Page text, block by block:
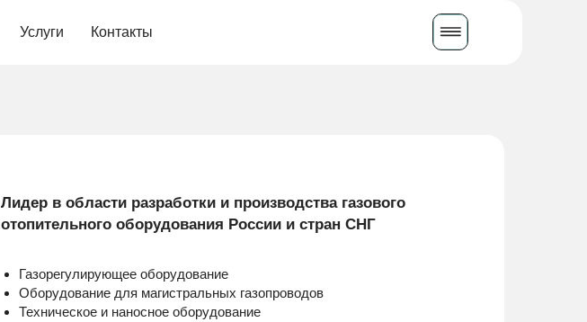
Контакты
Услуги
Лидер в области разработки и производства газового
отопительного оборудования России и стран СНГ
Газорегулирующее оборудование
Оборудование для магистральных газопроводов
Техническое и наносное оборудование